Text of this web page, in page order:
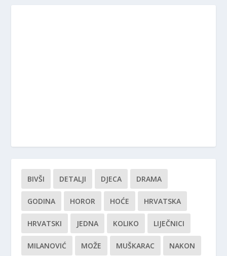
BIVŠI DETALJI DJECA DRAMA
GODINA HOROR HOĆE HRVATSKA
HRVATSKI JEDNA KOLIKO LIJEČNICI
MILANOVIĆ MOŽE MUŠKARAC NAKON